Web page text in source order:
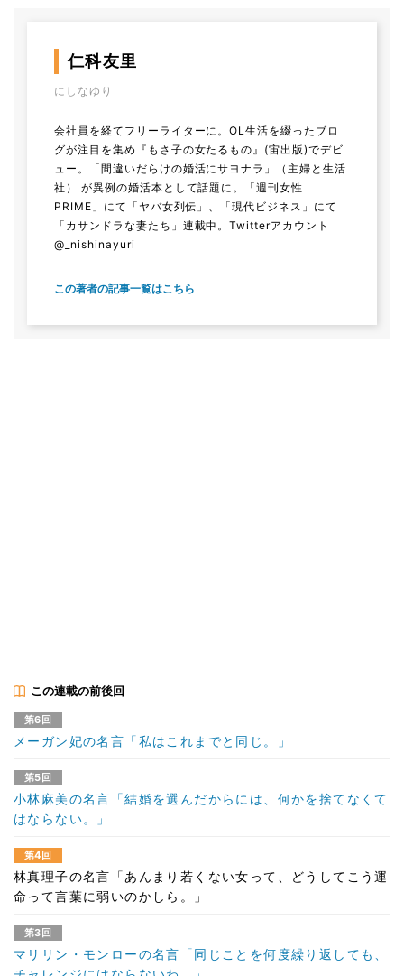
仁科友里
にしなゆり
会社員を経てフリーライターに。OL生活を綴ったブロ
グが注目を集め『もさ子の女たるもの』(宙出版)でデビ
ュー。「間違いだらけの婚活にサヨナラ」（主婦と生活
社） が異例の婚活本として話題に。「週刊女性
PRIME」にて「ヤバ女列伝」、「現代ビジネス」にて
「カサンドラな妻たち」連載中。Twitterアカウント
@_nishinayuri
この著者の記事一覧はこちら
この連載の前後回
第6回
メーガン妃の名言「私はこれまでと同じ。」
第5回
小林麻美の名言「結婚を選んだからには、何かを捨てなくて
はならない。」
第4回
林真理子の名言「あんまり若くない女って、どうしてこう運
命って言葉に弱いのかしら。」
第3回
マリリン・モンローの名言「同じことを何度繰り返しても、